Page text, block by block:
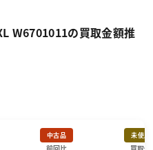
W6701011の買取金額推
中古品 未使用